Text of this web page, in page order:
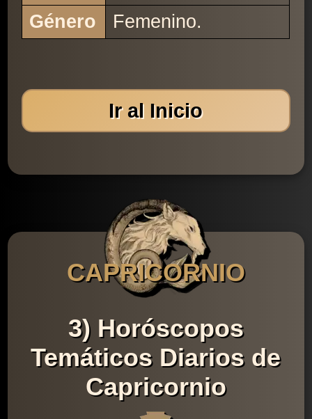
Género
Femenino.
Ir al Inicio
CAPRICORNIO
3) Horóscopos
Temáticos Diarios de
Capricornio